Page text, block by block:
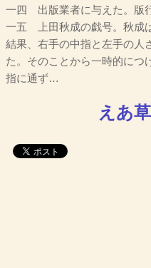
一四 出版業者に与えた。版
一五 上田秋成の戯号。秋成
結果、右手の中指と左手の人
た。そのことから一時的につ
指に通ず…
えあ